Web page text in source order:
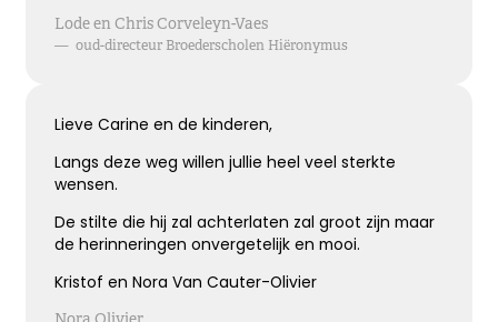
Lode en Chris Corveleyn-Vaes
— oud-directeur Broederscholen Hiëronymus
Lieve Carine en de kinderen,
Langs deze weg willen jullie heel veel sterkte
wensen.
De stilte die hij zal achterlaten zal groot zijn maar
de herinneringen onvergetelijk en mooi.
Kristof en Nora Van Cauter-Olivier
Blijvende herinneringen
zullen blijven.
Veel sterkte ...
Kies dit gedicht